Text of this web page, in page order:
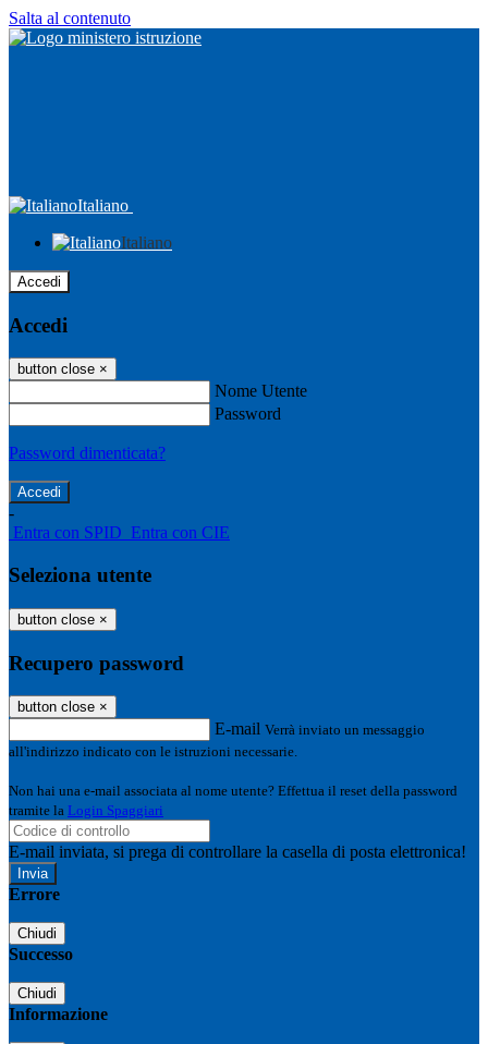
Salta al contenuto
Italiano
Italiano
Accedi
Accedi
button close ×
Nome Utente
Password
Password dimenticata?
-
Entra con SPID Entra con CIE
Seleziona utente
button close ×
Recupero password
button close ×
E-mail Verrà inviato un messaggio
all'indirizzo indicato con le istruzioni necessarie.
Non hai una e-mail associata al nome utente? Effettua il reset della password
tramite la Login Spaggiari
E-mail inviata, si prega di controllare la casella di posta elettronica!
Errore
Chiudi
Successo
Chiudi
Informazione